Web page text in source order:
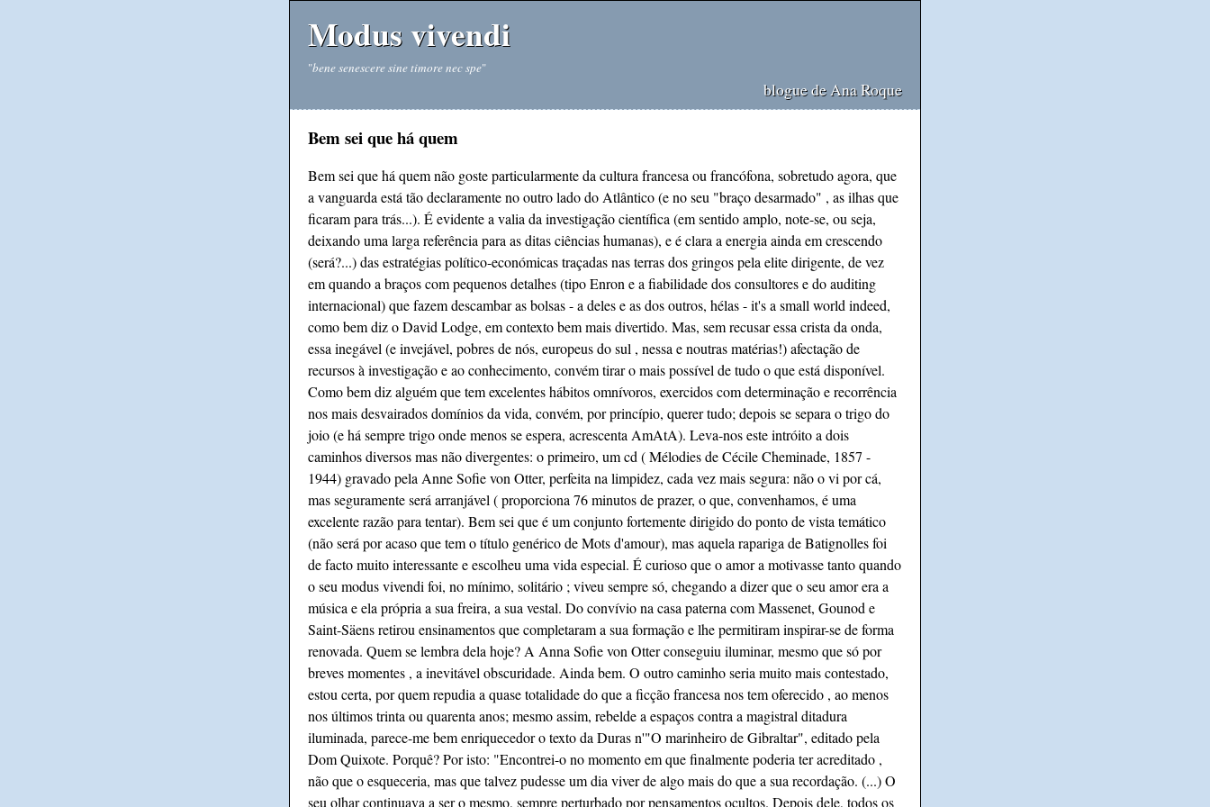
Modus vivendi
"bene senescere sine timore nec spe"
blogue de Ana Roque
Bem sei que há quem
Bem sei que há quem não goste particularmente da cultura francesa ou francófona, sobretudo agora, que
a vanguarda está tão declaramente no outro lado do Atlântico (e no seu "braço desarmado" , as ilhas que
ficaram para trás...). É evidente a valia da investigação científica (em sentido amplo, note-se, ou seja,
deixando uma larga referência para as ditas ciências humanas), e é clara a energia ainda em crescendo
(será?...) das estratégias político-económicas traçadas nas terras dos gringos pela elite dirigente, de vez
em quando a braços com pequenos detalhes (tipo Enron e a fiabilidade dos consultores e do auditing
internacional) que fazem descambar as bolsas - a deles e as dos outros, hélas - it's a small world indeed,
como bem diz o David Lodge, em contexto bem mais divertido. Mas, sem recusar essa crista da onda,
essa inegável (e invejável, pobres de nós, europeus do sul , nessa e noutras matérias!) afectação de
recursos à investigação e ao conhecimento, convém tirar o mais possível de tudo o que está disponível.
Como bem diz alguém que tem excelentes hábitos omnívoros, exercidos com determinação e recorrência
nos mais desvairados domínios da vida, convém, por princípio, querer tudo; depois se separa o trigo do
joio (e há sempre trigo onde menos se espera, acrescenta AmAtA). Leva-nos este intróito a dois
caminhos diversos mas não divergentes: o primeiro, um cd ( Mélodies de Cécile Cheminade, 1857 -
1944) gravado pela Anne Sofie von Otter, perfeita na limpidez, cada vez mais segura: não o vi por cá,
mas seguramente será arranjável ( proporciona 76 minutos de prazer, o que, convenhamos, é uma
excelente razão para tentar). Bem sei que é um conjunto fortemente dirigido do ponto de vista temático
(não será por acaso que tem o título genérico deMots d'amour), mas aquela rapariga de Batignolles foi
de facto muito interessante e escolheu uma vida especial. É curioso que o amor a motivasse tanto quando
o seu modus vivendi foi, no mínimo, solitário ; viveu sempre só, chegando a dizer que o seu amor era a
música e ela própria a sua freira, a sua vestal. Do convívio na casa paterna com Massenet, Gounod e
Saint-Säens retirou ensinamentos que completaram a sua formação e lhe permitiram inspirar-se de forma
renovada. Quem se lembra dela hoje? A Anna Sofie von Otter conseguiu iluminar, mesmo que só por
breves momentes , a inevitável obscuridade. Ainda bem. O outro caminho seria muito mais contestado,
estou certa, por quem repudia a quase totalidade do que a ficção francesa nos tem oferecido , ao menos
nos últimos trinta ou quarenta anos; mesmo assim, rebelde a espaços contra a magistral ditadura
iluminada, parece-me bem enriquecedor o texto da Duras n'"O marinheiro de Gibraltar", editado pela
Dom Quixote. Porquê? Por isto: "Encontrei-o no momento em que finalmente poderia ter acreditado ,
não que o esqueceria, mas que talvez pudesse um dia viver de algo mais do que a sua recordação. (...) O
seu olhar continuava a ser o mesmo, sempre perturbado por pensamentos ocultos. Depois dele, todos os